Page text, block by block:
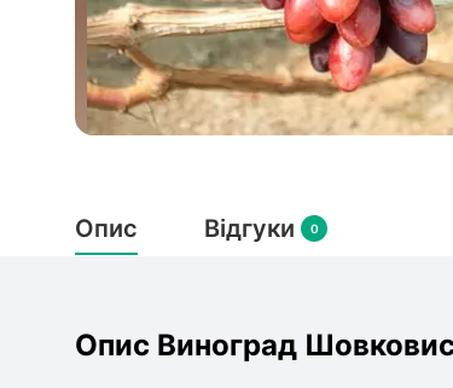
Опис Відгуки 0
Опис Виноград